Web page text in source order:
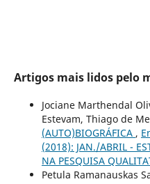
Artigos mais lidos pelo
Jociane Marthendal
Estevam, Thiago de
(AUTO)BIOGRÁFICA ,
(2018): JAN./ABRIL -
NA PESQUISA
Petula Ramanauskas